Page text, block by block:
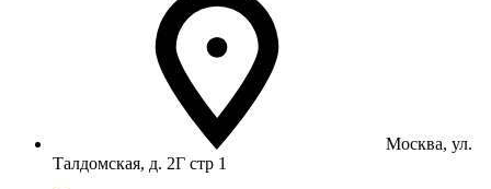
Москва, ул.
Талдомская, д. 2Г стр 1